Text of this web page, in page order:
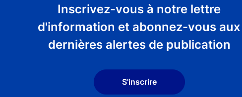
Inscrivez-vous à notre lettre
d'information et abonnez-vous aux
dernières alertes de publication
S'inscrire